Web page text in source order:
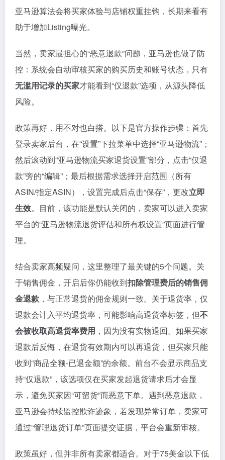
亚马逊算法会将买家体验与店铺权重挂钩，长期来看有
助于增加Listing曝光。
当然，卖家最担心的“恶意退款”问题，亚马逊也做了防
控：系统会自动审核买家的购买历史和账号状态，只有
无滥用记录的买家才能看到“仅退款”选项，从源头降低
风险。
政策再好，用不对也白搭。以下是官方操作步骤：首先
登录卖家后台，在“设置”下拉菜单中选择“亚马逊物流”；
然后滚动到“亚马逊物流买家退货设置”部分，点击“仅退
款”旁的“编辑”；最后根据需求选择开启范围（所有
ASIN/指定ASIN），设置完成后点击“保存”，更改立即
生效。目前，该功能是默认关闭的，卖家可以进入卖家
平台的“亚马逊物流退货评估和所有权设置”页面进行管
理。
结合卖家高频疑问，这里整理了最关键的5个问题。关
于销售佣金，开启后你仍能收到扣除管理费后的销售佣
金退款 ，与正常退货的佣金规则一致。关于退货率，仅
退款会计入平均退货率，可能影响高退货率标签，但不
会被收取高退货率费用 ，因为没有实物退回。如果买家
退款后反悔，在退货有效期内可以再退货，但买家只能
收到“商品全额-已退金额”的余额。前台不会显示商品支
持“仅退款”，该选项仅在买家发起退货请求后才会显
示，避免买家因“可留货”而恶意下单。遇到恶意退款，
亚马逊会持续监控欺诈迹象，若发现异常订单，卖家可
通过“管理退货订单”页面提交证据，平台会重新审核。
政策虽好，但并非所有卖家都适合。对于75美金以下低